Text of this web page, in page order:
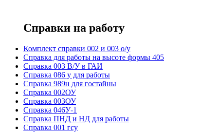
Справки на работу
Комплект справки 002 и 003 о/у
Справка для работы на высоте формы 405
Справка 003 В/У в ГАИ
Справка 086 у для работы
Справка 989н для гостайны
Справка 002ОУ
Справка 003ОУ
Справка 046У-1
Справка ПНД и НД для работы
Справка 001 гсу